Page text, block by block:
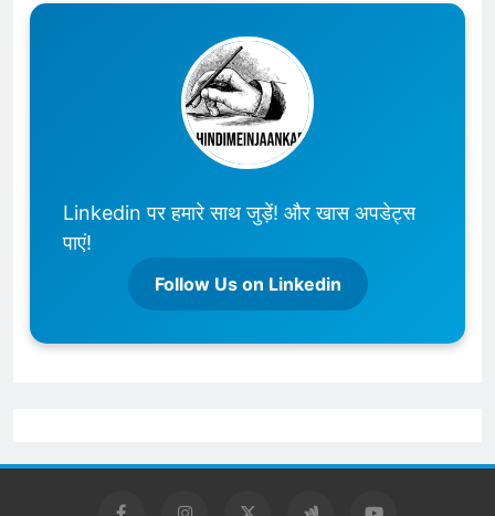
Linkedin पर हमारे साथ जुड़ें! और खास अपडेट्स
पाएं!
Follow Us on Linkedin